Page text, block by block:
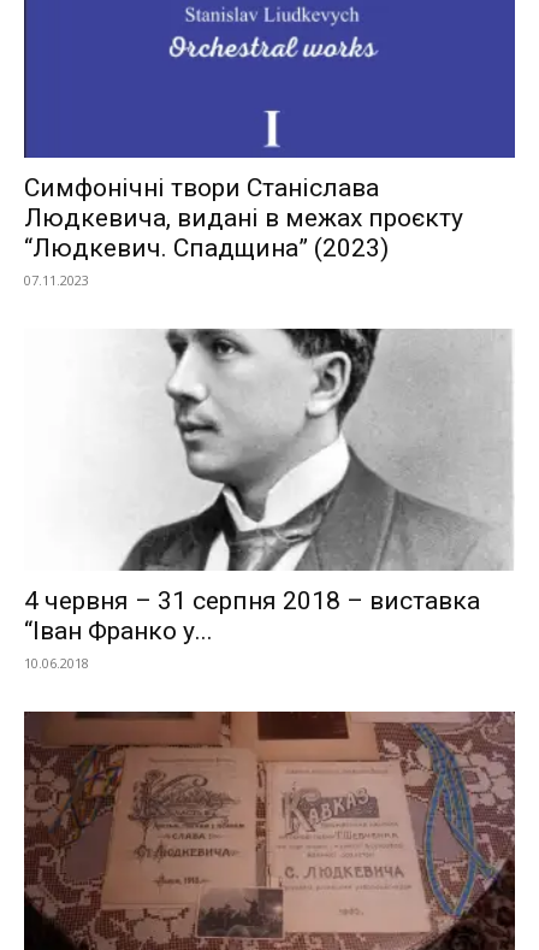
Симфонічні твори Станіслава
Людкевича, видані в межах проєкту
“Людкевич. Спадщина” (2023)
07.11.2023
4 червня – 31 серпня 2018 – виставка
“Іван Франко у...
10.06.2018